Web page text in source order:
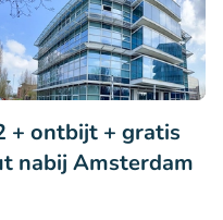
+ ontbijt + gratis
nabij Amsterdam